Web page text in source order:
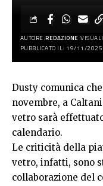
AUTORE:REDAZIONE
PUBBLICATO IL: 19/11/2025
Dusty comunica
novembre, a
vetro sarà
calendario.
Le criticità della
vetro, infatti, sono
collaborazione del